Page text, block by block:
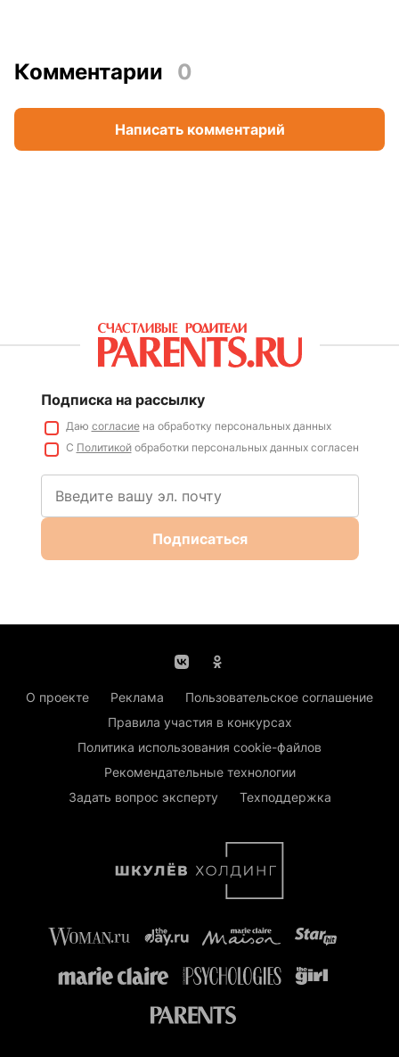
Комментарии 0
Написать комментарий
Подписка на рассылку
Даю согласиена обработку персональных данных
С Политикойобработки персональных данных согласен
Подписаться
О проекте Реклама
Пользовательское соглашение
Правила участия в конкурсах
Политика использования cookie-файлов
Рекомендательные технологии
Задать вопрос эксперту
Техподдержка